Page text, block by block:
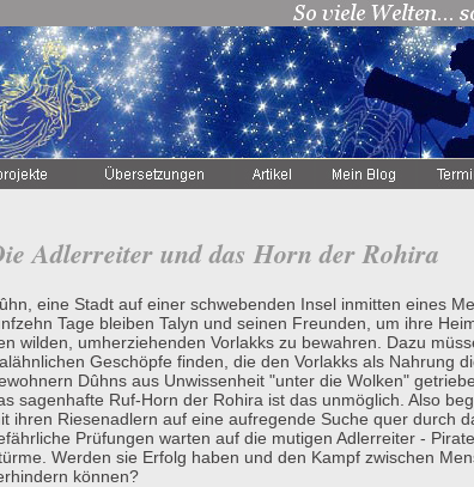
Adlerreiter und das Horn der Rohira
eine Stadt auf einer schwebenden Insel inmitten eines
Tage bleiben Talyn und seinen Freunden, um ihre
wilden, umherziehenden Vorlakks zu bewahren. Dazu
Geschöpfe finden, die den Vorlakks als Nahrung
Dûhns aus Unwissenheit "unter die Wolken"
sagenhafte Ruf-Horn der Rohira ist das unmöglich. Also
ihren Riesenadlern auf eine aufregende Suche quer durch
Prüfungen warten auf die mutigen Adlerreiter -
Werden sie Erfolg haben und den Kampf zwischen
können?